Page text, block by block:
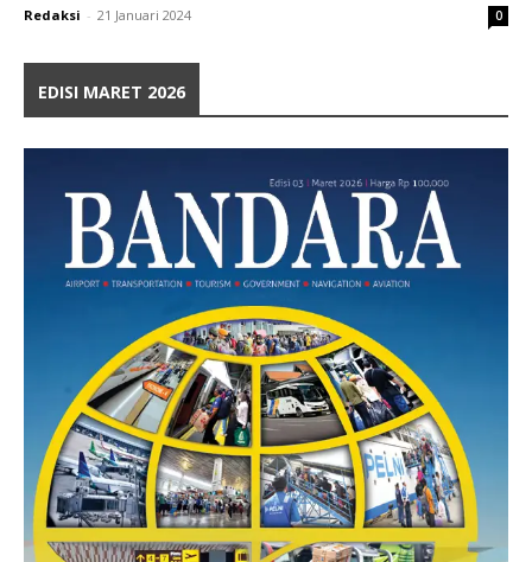
Redaksi - 21 Januari 2024 0
EDISI MARET 2026